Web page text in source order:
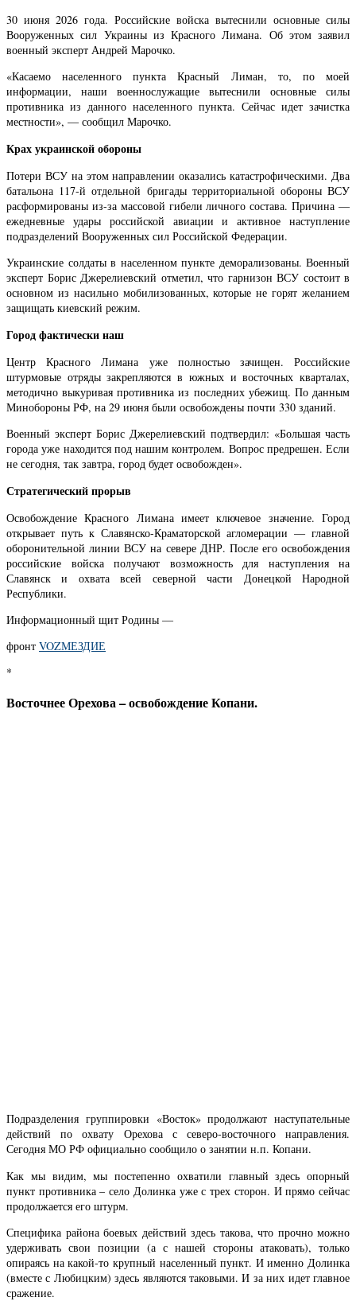
30 июня 2026 года. Российские войска вытеснили основные силы
Вооруженных сил Украины из Красного Лимана. Об этом заявил
военный эксперт Андрей Марочко.
«Касаемо населенного пункта Красный Лиман, то, по моей
информации, наши военнослужащие вытеснили основные силы
противника из данного населенного пункта. Сейчас идет зачистка
местности», — сообщил Марочко.
Крах украинской обороны
Потери ВСУ на этом направлении оказались катастрофическими. Два
батальона 117-й отдельной бригады территориальной обороны ВСУ
расформированы из-за массовой гибели личного состава. Причина —
ежедневные удары российской авиации и активное наступление
подразделений Вооруженных сил Российской Федерации.
Украинские солдаты в населенном пункте деморализованы. Военный
эксперт Борис Джерелиевский отметил, что гарнизон ВСУ состоит в
основном из насильно мобилизованных, которые не горят желанием
защищать киевский режим.
Город фактически наш
Центр Красного Лимана уже полностью зачищен. Российские
штурмовые отряды закрепляются в южных и восточных кварталах,
методично выкуривая противника из последних убежищ. По данным
Минобороны РФ, на 29 июня были освобождены почти 330 зданий.
Военный эксперт Борис Джерелиевский подтвердил: «Большая часть
города уже находится под нашим контролем. Вопрос предрешен. Если
не сегодня, так завтра, город будет освобожден».
Стратегический прорыв
Освобождение Красного Лимана имеет ключевое значение. Город
открывает путь к Славянско-Краматорской агломерации — главной
оборонительной линии ВСУ на севере ДНР. После его освобождения
российские войска получают возможность для наступления на
Славянск и охвата всей северной части Донецкой Народной
Республики.
Информационный щит Родины —
фронт VOZМЕЗДИЕ
*
Восточнее Орехова – освобождение Копани.
Подразделения группировки «Восток» продолжают наступательные
действий по охвату Орехова с северо-восточного направления.
Сегодня МО РФ официально сообщило о занятии н.п. Копани.
Как мы видим, мы постепенно охватили главный здесь опорный
пункт противника – село Долинка уже с трех сторон. И прямо сейчас
продолжается его штурм.
Специфика района боевых действий здесь такова, что прочно можно
удерживать свои позиции (а с нашей стороны атаковать), только
опираясь на какой-то крупный населенный пункт. И именно Долинка
(вместе с Любицким) здесь являются таковыми. И за них идет главное
сражение.